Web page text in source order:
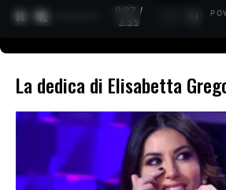
0:28 /
3:35
La dedica di Elisabetta